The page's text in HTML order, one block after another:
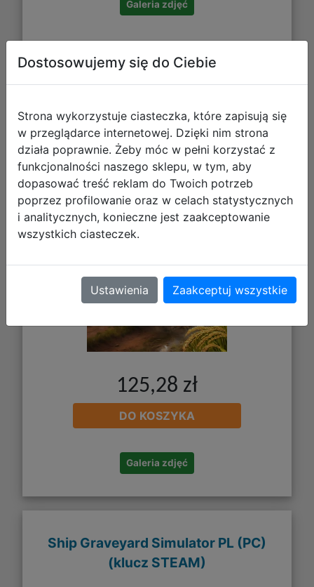
Galeria zdjęć
STEAM)
125,28 zł
DO KOSZYKA
Galeria zdjęć
Ship Graveyard Simulator PL (PC)
(klucz STEAM)
Dostosowujemy się do Ciebie
Strona wykorzystuje ciasteczka, które zapisują się
w przeglądarce internetowej. Dzięki nim strona
działa poprawnie. Żeby móc w pełni korzystać z
funkcjonalności naszego sklepu, w tym, aby
dopasować treść reklam do Twoich potrzeb
poprzez profilowanie oraz w celach statystycznych
i analitycznych, konieczne jest zaakceptowanie
wszystkich ciasteczek.
Ustawienia Zaakceptuj wszystkie